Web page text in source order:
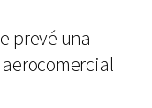
prevé una